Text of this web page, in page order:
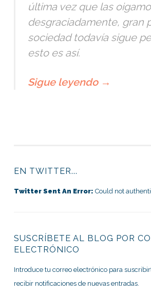
última vez que las
desgraciadamente, gran
sociedad todavía sigue
esto es así.
Sigue leyendo →
EN TWITTER...
Twitter Sent An Error: Could not
SUSCRÍBETE AL BLOG POR
ELECTRÓNICO
Introduce tu correo electrónico para
recibir notificaciones de nuevas entradas.